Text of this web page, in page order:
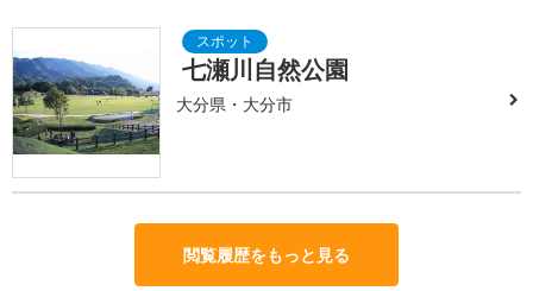
七瀬川自然公園
大分県・大分市
閲覧履歴をもっと見る